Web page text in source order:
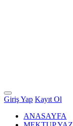
Giriş Yap Kayıt Ol
ANASAYFA